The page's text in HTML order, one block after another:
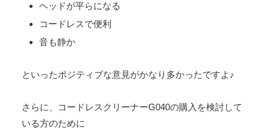
ヘッドが平らになる
コードレスで便利
音も静か
といったポジティブな意見がかなり多かったですよ♪
さらに、コードレスクリーナーG040の購入を検討して
いる方のために